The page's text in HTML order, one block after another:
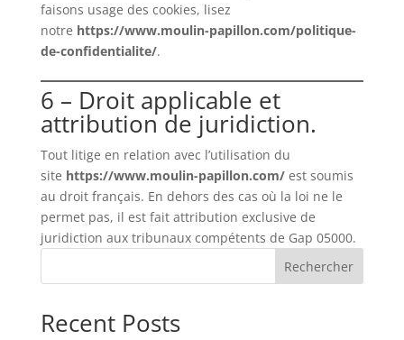
faisons usage des cookies, lisez
notre https://www.moulin-papillon.com/politique-
de-confidentialite/.
6 – Droit applicable et
attribution de juridiction.
Tout litige en relation avec l’utilisation du
site https://www.moulin-papillon.com/est soumis
au droit français. En dehors des cas où la loi ne le
permet pas, il est fait attribution exclusive de
juridiction aux tribunaux compétents de Gap 05000.
Rechercher
Recent Posts